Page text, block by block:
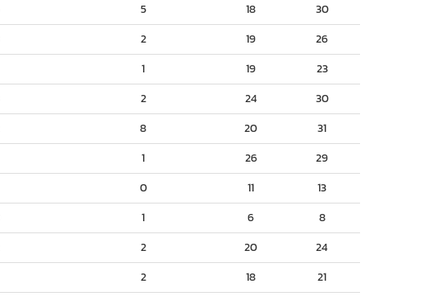
5 18
30
2 19
26
1 19
23
2 24
30
8 20
31
1 26
29
0 11
13
1 6
8
2 20
24
2 18
21